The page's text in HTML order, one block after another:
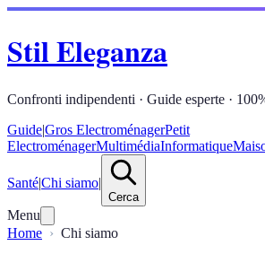
Stil Eleganza
Confronti indipendenti · Guide esperte ·
Guide|Gros ElectroménagerPetit
ElectroménagerMultimédiaInformatique
Santé|Chi siamo|
Cerca
Menu
Home
Chi siamo